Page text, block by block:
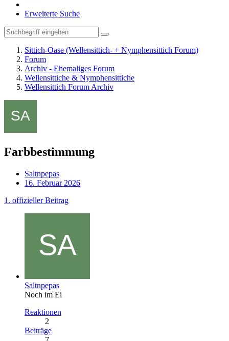
Erweiterte Suche
Sittich-Oase (Wellensittich- + Nymphensittich Forum)
Forum
Archiv - Ehemaliges Forum
Wellensittiche & Nymphensittiche
Wellensittich Forum Archiv
Farbbestimmung
Saltnpepas
16. Februar 2026
1. offizieller Beitrag
Saltnpepas
Noch im Ei
Reaktionen
2
Beiträge